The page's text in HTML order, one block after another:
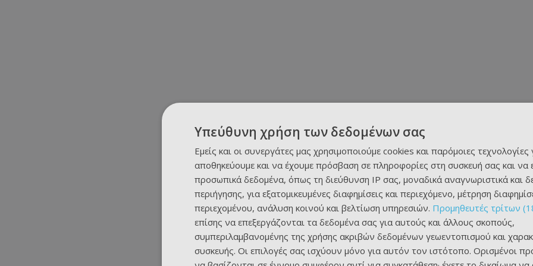
Υπεύθυνη χρήση των δεδομένων σας
Εμείς και οι συνεργάτες μας χρησιμοποιούμε cookies και παρόμοιες τεχνολογίες
αποθηκεύουμε και να έχουμε πρόσβαση σε πληροφορίες στη συσκευή σας και να
προσωπικά δεδομένα, όπως τη διεύθυνση IP σας, μοναδικά αναγνωριστικά και
περιήγησης, για εξατομικευμένες διαφημίσεις και περιεχόμενο, μέτρηση
περιεχομένου, ανάλυση κοινού και βελτίωση υπηρεσιών. Προμηθευτές τρίτων
επίσης να επεξεργάζονται τα δεδομένα σας για αυτούς και άλλους σκοπούς,
συμπεριλαμβανομένης της χρήσης ακριβών δεδομένων γεωεντοπισμού και
συσκευής. Οι επιλογές σας ισχύουν μόνο για αυτόν τον ιστότοπο. Ορισμένοι